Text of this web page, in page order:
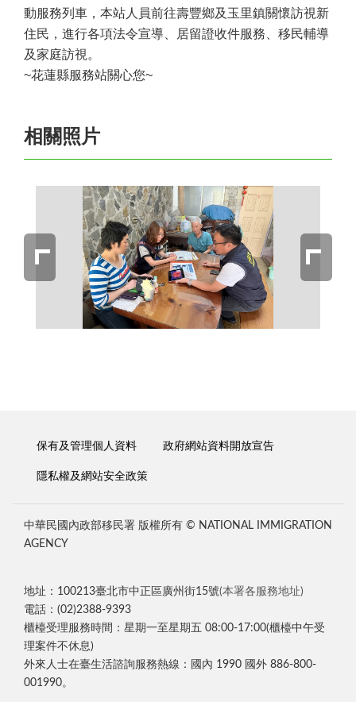
動服務列車，本站人員前往壽豐鄉及玉里鎮關懷訪視新
住民，進行各項法令宣導、居留證收件服務、移民輔導
及家庭訪視。
~花蓮縣服務站關心您~
相關照片
保有及管理個人資料 政府網站資料開放宣告
隱私權及網站安全政策
中華民國內政部移民署 版權所有 © NATIONAL IMMIGRATION
AGENCY
地址：100213臺北市中正區廣州街15號(本署各服務地址)
電話：(02)2388-9393
櫃檯受理服務時間：星期一至星期五 08:00-17:00(櫃檯中午受
理案件不休息)
外來人士在臺生活諮詢服務熱線：國內 1990 國外 886-800-
001990。